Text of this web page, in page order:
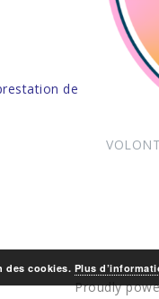
de
Proudly
des cookies. Plus